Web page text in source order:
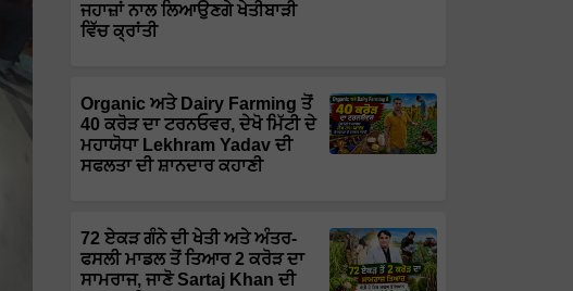
ਜਹਾਜ਼ਾਂ ਨਾਲ ਲਿਆਉਣਗੇ ਖੇਤੀਬਾੜੀ
ਵਿੱਚ ਕ੍ਰਾਂਤੀ
Organic ਅਤੇ Dairy Farming ਤੋਂ
40 ਕਰੋੜ ਦਾ ਟਰਨਓਵਰ, ਦੇਖੋ ਮਿੱਟੀ ਦੇ
ਮਹਾਯੋਧਾ Lekhram Yadav ਦੀ
ਸਫਲਤਾ ਦੀ ਸ਼ਾਨਦਾਰ ਕਹਾਣੀ
72 ਏਕੜ ਗੰਨੇ ਦੀ ਖੇਤੀ ਅਤੇ ਅੰਤਰ-
ਫਸਲੀ ਮਾਡਲ ਤੋਂ ਤਿਆਰ 2 ਕਰੋੜ ਦਾ
ਸਾਮਰਾਜ, ਜਾਣੋ Sartaj Khan ਦੀ